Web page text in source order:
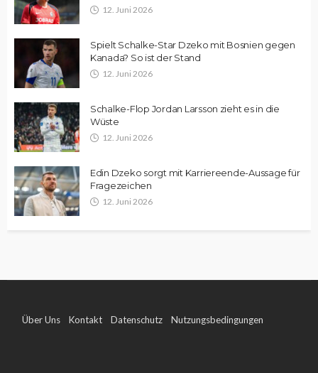
12. Juni 2026
Spielt Schalke-Star Dzeko mit Bosnien gegen
Kanada? So ist der Stand
12. Juni 2026
Schalke-Flop Jordan Larsson zieht es in die
Wüste
12. Juni 2026
Edin Dzeko sorgt mit Karriereende-Aussage für
Fragezeichen
12. Juni 2026
Über Uns Kontakt Datenschutz Nutzungsbedingungen